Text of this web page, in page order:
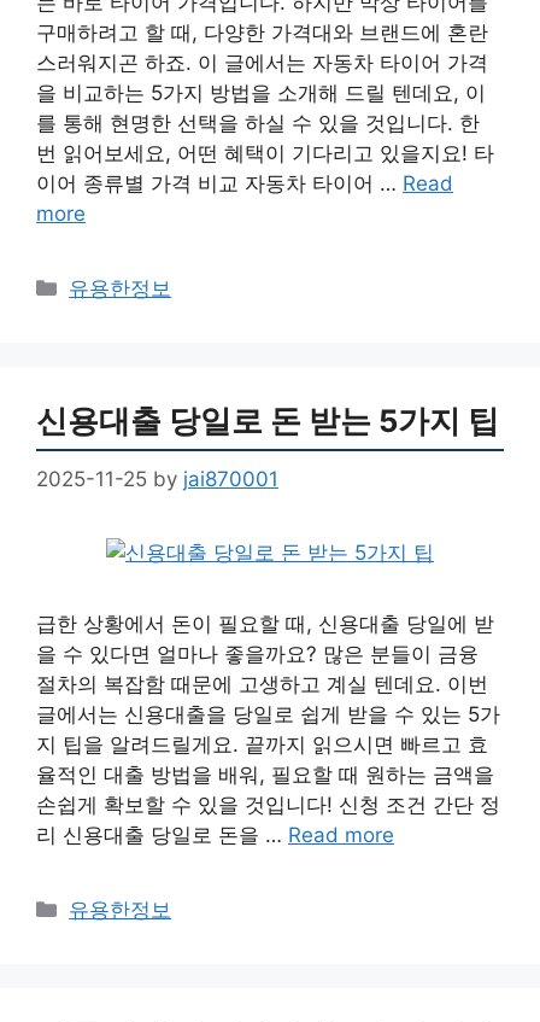
구매하려고 할 때, 다양한 가격대와 브랜드에 혼란
스러워지곤 하죠. 이 글에서는 자동차 타이어 가격
을 비교하는 5가지 방법을 소개해 드릴 텐데요, 이
를 통해 현명한 선택을 하실 수 있을 것입니다. 한
번 읽어보세요, 어떤 혜택이 기다리고 있을지요! 타
이어 종류별 가격 비교 자동차 타이어 … Read
more
Categories
유용한정보
신용대출 당일로 돈 받는 5가지 팁
2025-11-25 by jai870001
급한 상황에서 돈이 필요할 때, 신용대출 당일에 받
을 수 있다면 얼마나 좋을까요? 많은 분들이 금융
절차의 복잡함 때문에 고생하고 계실 텐데요. 이번
글에서는 신용대출을 당일로 쉽게 받을 수 있는 5가
지 팁을 알려드릴게요. 끝까지 읽으시면 빠르고 효
율적인 대출 방법을 배워, 필요할 때 원하는 금액을
손쉽게 확보할 수 있을 것입니다! 신청 조건 간단 정
리 신용대출 당일로 돈을 … Read more
Categories
유용한정보